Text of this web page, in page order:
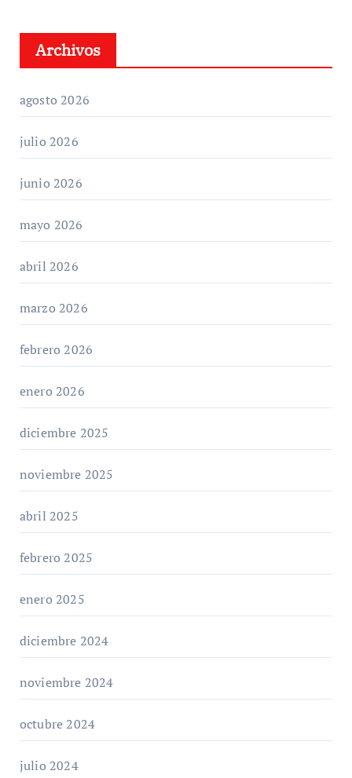
Archivos
agosto 2026
julio 2026
junio 2026
mayo 2026
abril 2026
marzo 2026
febrero 2026
enero 2026
diciembre 2025
noviembre 2025
abril 2025
febrero 2025
enero 2025
diciembre 2024
noviembre 2024
octubre 2024
julio 2024